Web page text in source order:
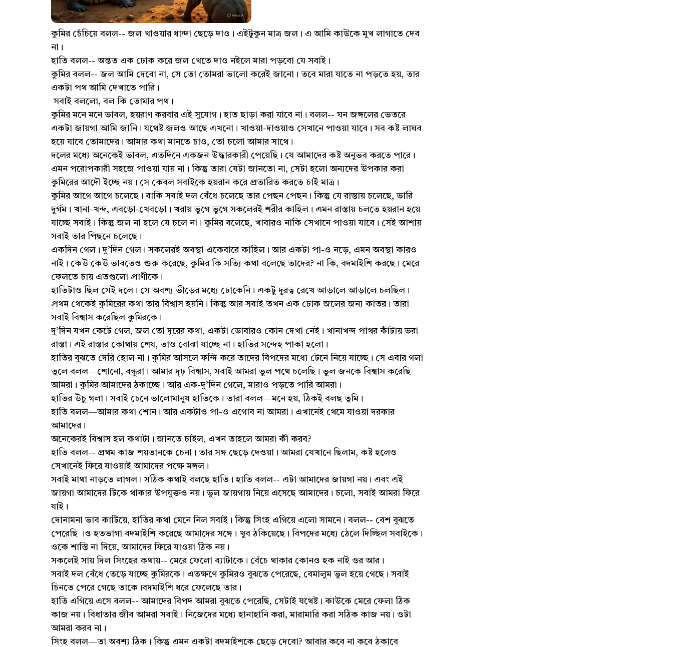
কুমির চেঁচিয়ে বলল-- জল খাওয়ার ধান্দা ছেড়ে দাও। এইটুকুন মাত্র জল। এ আমি কাউকে মুখ লাগাতে দেব
না।
হাতি বলল-- অন্তত এক ঢোক করে জল খেতে দাও নইলে মারা পড়বো যে সবাই।
কুমির বলল-- জল আমি দেবো না, সে তো তোমরা ভালো করেই জানো। তবে মারা যাতে না পড়তে হয়, তার
একটা পথ আমি দেখাতে পারি।
সবাই বললো, বল কি তোমার পথ।
কুমির মনে মনে ভাবল, হয়রাণ করবার এই সুযোগ। হাত ছাড়া করা যাবে না। বলল-- ঘন জঙ্গলের ভেতরে
একটা জায়গা আমি জানি। যথেষ্ট জলও আছে এখনো। খাওয়া-দাওয়াও সেখানে পাওয়া যাবে। সব কষ্ট লাঘব
হয়ে যাবে তোমাদের। আমার কথা মানতে চাও, তো চলো আমার সাথে।
দলের মধ্যে অনেকেই ভাবল, এতদিনে একজন উদ্ধারকারী পেয়েছি। যে আমাদের কষ্ট অনুভব করতে পারে।
এমন পরোপকারী সহজে পাওয়া যায় না। কিন্তু তারা যেটা জানতো না, সেটা হলো অন্যদের উপকার করা
কুমিরের আদৌ ইচ্ছে নয়। সে কেবল সবাইকে হয়রান করে প্রতারিত করতে চাই মাত্র।
কুমির আগে আগে চলেছে। বাকি সবাই দল বেঁধে চলেছে তার পেছন পেছন। কিন্তু যে রাস্তায় চলেছে, ভারি
দুর্গম। খানা-খন্দ, এবড়ো-খেবড়ো। খরায় ভুগে ভুগে সকলেরই শরীর কাহিল। এমন রাস্তায় চলতে হয়রান হয়ে
যাচ্ছে সবাই। কিন্তু জল না হলে যে চলে না। কুমির বলেছে, খাবারও নাকি সেখানে পাওয়া যাবে। সেই আশায়
সবাই তার পিছনে চলেছে।
একদিন গেল। দু’দিন গেল। সকলেরই অবস্থা একেবারে কাহিল। আর একটা পা-ও নড়ে, এমন অবস্থা কারও
নাই। কেউ কেউ ভাবতেও শুরু করেছে, কুমির কি সত্যি কথা বলেছে তাদের? না কি, বদমাইশি করছে। মেরে
ফেলতে চায় এতগুলো প্রাণীকে।
হাতিটাও ছিল সেই দলে। সে অবশ্য ভীড়ের মধ্যে ঢোকেনি। একটু দূরত্ব রেখে আড়ালে আড়ালে চলছিল।
প্রথম থেকেই কুমিরের কথা তার বিশ্বাস হয়নি। কিন্তু আর সবাই তখন এক ঢোক জলের জন্য কাতর। তারা
সবাই বিশ্বাস করেছিল কুমিরকে।
দু’দিন যখন কেটে গেল, জল তো দূরের কথা, একটা ডোবারও কোন দেখা নেই। খানাখন্দ পাথর কাঁটায় ভরা
রাস্তা। এই রাস্তার কোথায় শেষ, তাও বোঝা যাচ্ছে না। হাতির সন্দেহ পাকা হলো।
হাতির বুঝতে দেরি হোল না। কুমির আসলে ফন্দি করে তাদের বিপদের মধ্যে টেনে নিয়ে যাচ্ছে। সে এবার গলা
তুলে বলল—শোনো, বন্ধুরা। আমার দৃঢ় বিশ্বাস, সবাই আমরা ভুল পথে চলেছি। ভুল জনকে বিশ্বাস করেছি
আমরা। কুমির আমাদের ঠকাচ্ছে। আর এক-দু’দিন গেলে, মারাও পড়তে পারি আমরা।
হাতির উঁচু গলা। সবাই চেনে ভালোমানুষ হাতিকে। তারা বলল—মনে হয়, ঠিকই বলছ তুমি।
হাতি বলল—আমার কথা শোন। আর একটাও পা-ও এগোব না আমরা। এখানেই থেমে যাওয়া দরকার
আমাদের।
অনেকেরই বিশ্বাস হল কথাটা। জানতে চাইল, এখন তাহলে আমরা কী করব?
হাতি বলল-- প্রথম কাজ শয়তানকে চেনা। তার সঙ্গ ছেড়ে দেওয়া। আমরা যেখানে ছিলাম, কষ্ট হলেও
সেখানেই ফিরে যাওয়াই আমাদের পক্ষে মঙ্গল।
সবাই মাথা নাড়তে লাগল। সঠিক কথাই বলছে হাতি। হাতি বলল-- এটা আমাদের জায়গা নয়। এবং এই
জায়গা আমাদের টিকে থাকার উপযুক্তও নয়। ভুল জায়গায় নিয়ে এসেছে আমাদের। চলো, সবাই আমরা ফিরে
যাই।
দোনামনা ভাব কাটিয়ে, হাতির কথা মেনে নিল সবাই। কিন্তু সিংহ এগিয়ে এলো সামনে। বলল-- বেশ বুঝতে
পেরেছি ।ও হতভাগা বদমাইশি করেছে আমাদের সঙ্গে। খুব ঠকিয়েছে। বিপদের মধ্যে ঠেলে দিচ্ছিল সবাইকে।
ওকে শাস্তি না দিয়ে, আমাদের ফিরে যাওয়া ঠিক নয়।
সকলেই সায় দিল সিংহের কথায়-- মেরে ফেলো ব্যাটাকে। বেঁচে থাকার কোনও হক নাই ওর আর।
সবাই দল বেঁধে তেড়ে যাচ্ছে কুমিরকে। এতক্ষণে কুমিরও বুঝতে পেরেছে, বেমালুম ভুল হয়ে গেছে। সবাই
চিনতে পেরে গেছে তাকে।বদমাইশি ধরে ফেলেছে তার।
হাতি এগিয়ে এসে বলল-- আমাদের বিপদ আমরা বুঝতে পেরেছি, সেটাই যথেষ্ট। কাউকে মেরে ফেলা ঠিক
কাজ নয়। বিধাতার জীব আমরা সবাই। নিজেদের মধ্যে হানাহানি করা, মারামারি করা সঠিক কাজ নয়। ওটা
আমরা করব না।
সিংহ বলল—তা অবশ্য ঠিক। কিন্তু এমন একটা বদমাইশকে ছেড়ে দেবো? আবার কবে না কবে ঠকাবে